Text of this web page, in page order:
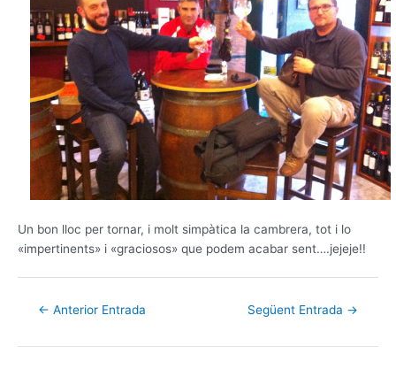
Un bon lloc per tornar, i molt simpàtica la cambrera, tot i lo
«impertinents» i «graciosos» que podem acabar sent….jejeje!!
← Anterior Entrada Següent Entrada →